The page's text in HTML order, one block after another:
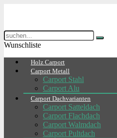
Wunschliste
Holz Carport
Carport Metall
Carport Stahl
Carport Alu
Carport Dachvarianten
Carport Satteldach
Carport Flachdach
Carport Walmdach
Carport Pultdach